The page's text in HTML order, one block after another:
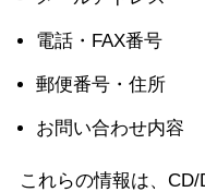
電話・FAX番号
郵便番号・住所
お問い合わせ内容
これらの情報は、